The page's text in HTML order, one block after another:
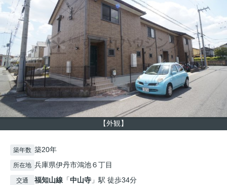
【外観】
築年数 築20年
所在地 兵庫県伊丹市鴻池６丁目
交通 福知山線 「中山寺 」駅 徒歩34分